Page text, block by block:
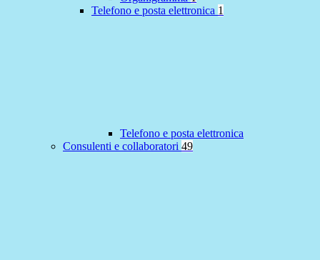
Telefono e posta elettronica 1
Telefono e posta elettronica
Consulenti e collaboratori 49